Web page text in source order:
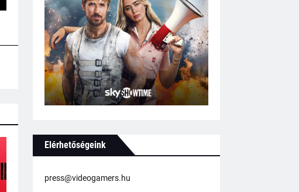
Elérhetőségeink
press@videogamers.hu